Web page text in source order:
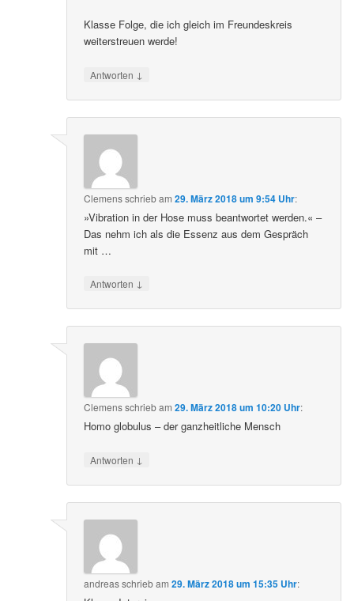
Klasse Folge, die ich gleich im Freundeskreis
weiterstreuen werde!
Antworten ↓
Clemensschriebam29. März 2018 um 9:54 Uhr:
»Vibration in der Hose muss beantwortet werden.« –
Das nehm ich als die Essenz aus dem Gespräch
mit …
Antworten ↓
Clemensschriebam29. März 2018 um 10:20 Uhr:
Homo globulus – der ganzheitliche Mensch
Antworten ↓
andreasschriebam29. März 2018 um 15:35 Uhr: